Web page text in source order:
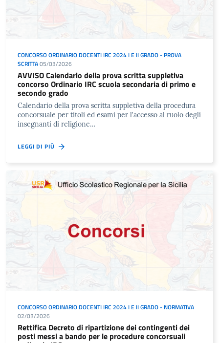
CONCORSO ORDINARIO DOCENTI IRC 2024 I E II GRADO - PROVA
SCRITTA05/03/2026
AVVISO Calendario della prova scritta suppletiva
concorso Ordinario IRC scuola secondaria di primo e
secondo grado
Calendario della prova scritta suppletiva della procedura
concorsuale per titoli ed esami per l'accesso al ruolo degli
insegnanti di religione…
LEGGI DI PIÙ
CONCORSO ORDINARIO DOCENTI IRC 2024 I E II GRADO - NORMATIVA
02/03/2026
Rettifica Decreto di ripartizione dei contingenti dei
posti messi a bando per le procedure concorsuali